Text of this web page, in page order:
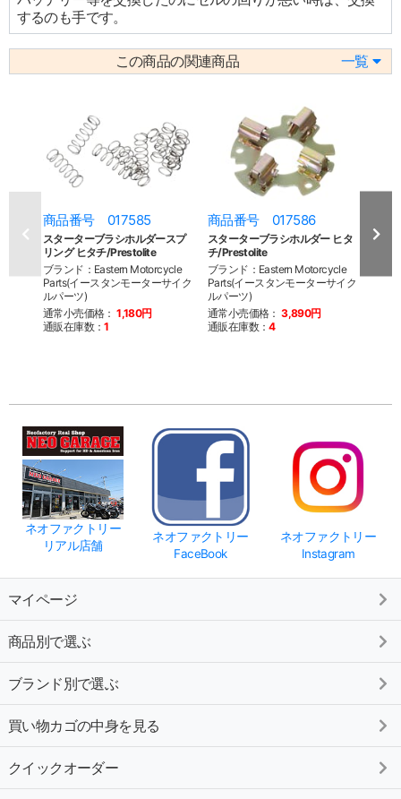
するのも手です。
この商品の関連商品 一覧
商品番号 017585
スターターブラシホルダースプ
リング ヒタチ/Prestolite
ブランド：Eastern Motorcycle
Parts(イースタンモーターサイク
ルパーツ)
通常小売価格： 1,180円
通販在庫数：1
商品番号 017586
スターターブラシホルダー ヒタ
チ/Prestolite
ブランド：Eastern Motorcycle
Parts(イースタンモーターサイク
ルパーツ)
通常小売価格： 3,890円
通販在庫数：4
スタ
ネオファクトリー
リアル店舗
ネオファクトリー
FaceBook
ネオファクトリー
Instagram
マイページ
商品別で選ぶ
ブランド別で選ぶ
買い物カゴの中身を見る
クイックオーダー